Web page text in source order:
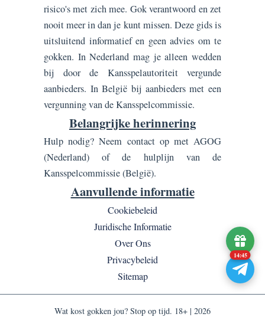
risico's met zich mee. Gok verantwoord en zet
nooit meer in dan je kunt missen. Deze gids is
uitsluitend informatief en geen advies om te
gokken. In Nederland mag je alleen wedden
bij door de Kansspelautoriteit vergunde
aanbieders. In België bij aanbieders met een
vergunning van de Kansspelcommissie.
Belangrijke herinnering
Hulp nodig? Neem contact op met AGOG
(Nederland) of de hulplijn van de
Kansspelcommissie (België).
Aanvullende informatie
Cookiebeleid
Juridische Informatie
Over Ons
Privacybeleid
Sitemap
Wat kost gokken jou? Stop op tijd. 18+ | 2026
14:45